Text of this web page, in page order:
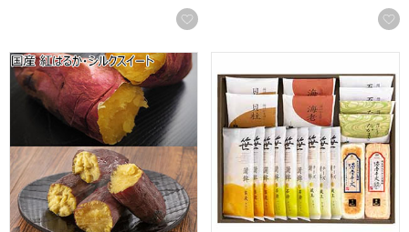
お気に入りに登録する
国産 紅はるか・シルクスイート 紅はるか×5本(1本150g以